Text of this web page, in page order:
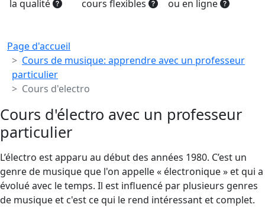
la qualité
cours flexibles
ou en ligne
Breadcrumb
Page d'accueil
Cours de musique: apprendre avec un professeur
particulier
Cours d'electro
Cours d'électro avec un professeur
particulier
L’électro est apparu au début des années 1980. C’est un
genre de musique que l'on appelle « électronique » et qui a
évolué avec le temps. Il est influencé par plusieurs genres
de musique et c'est ce qui le rend intéressant et complet.